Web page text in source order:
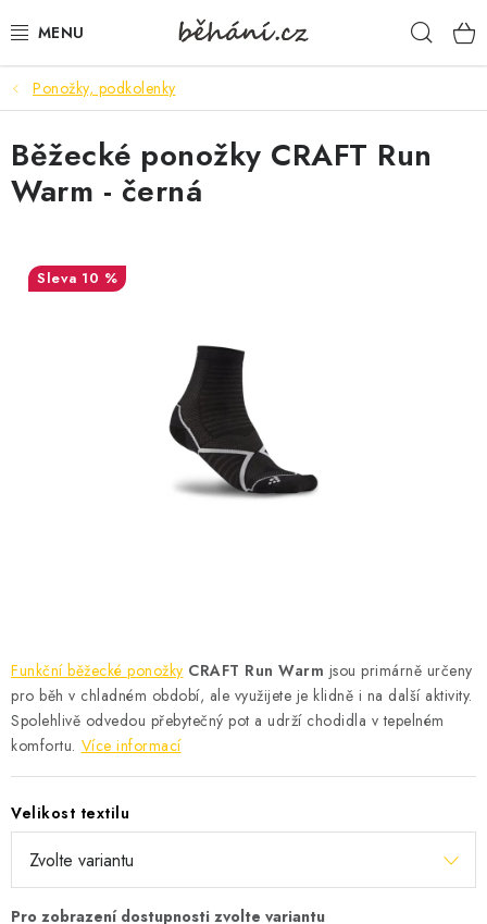
na
BOTY PÁNSKÉ
BOTY DÁMSKÉ
PÁNSKÉ OBLEČENÍ
DÁMSKÉ OBLEČENÍ
VELIKOSTNÍ TABULKY
VÝŽIVA
SPORTY
MEGA SLEVY
NOVINKY
NOVINKY MIZUNO
Ponožky, podkolenky
Funkční běžecké ponožky CRAFT Run Warm jsou primárně určeny
pro běh v chladném období, ale využijete je klidně i na další aktivity.
Spolehlivě odvedou přebytečný pot a udrží chodidla v tepelném
komfortu. Více informací
Velikost textilu
Běžecké ponožky CRAFT Run
Warm - černá
10 %